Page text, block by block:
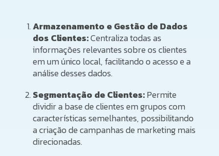
Armazenamento e Gestão de Dados
dos Clientes:Centraliza todas as
informações relevantes sobre os clientes
em um único local, facilitando o acesso e a
análise desses dados.
Segmentação de Clientes:Permite
dividir a base de clientes em grupos com
características semelhantes, possibilitando
a criação de campanhas de marketing mais
direcionadas.